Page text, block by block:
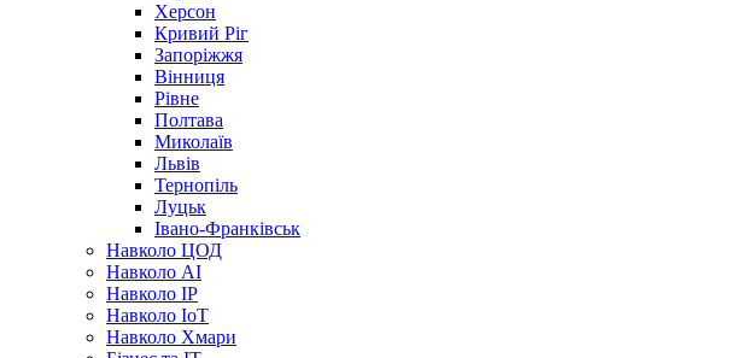
Херсон
Кривий Ріг
Запоріжжя
Вінниця
Рівне
Полтава
Миколаїв
Львів
Тернопіль
Луцьк
Івано-Франківськ
Навколо ЦОД
Навколо AI
Навколо IP
Навколо IoT
Навколо Хмари